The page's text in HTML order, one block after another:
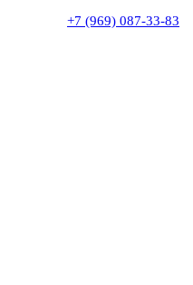
+7 (969) 087-33-83